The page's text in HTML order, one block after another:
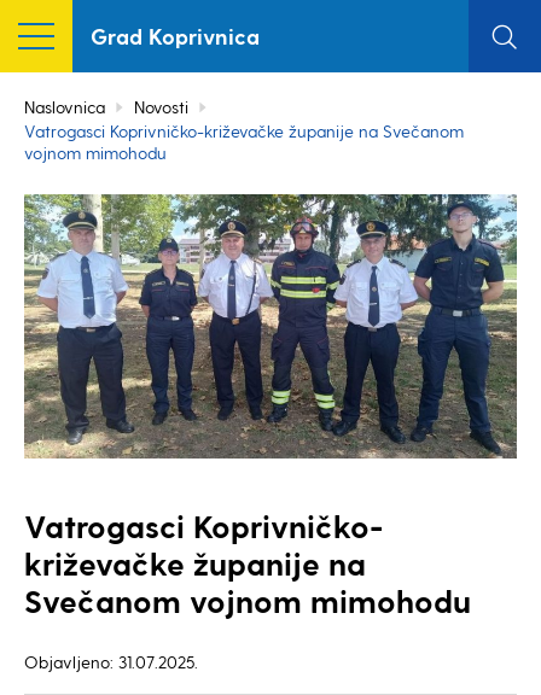
Grad Koprivnica
Naslovnica
Novosti
Vatrogasci Koprivničko-križevačke županije na Svečanom
vojnom mimohodu
Vatrogasci Koprivničko-
križevačke županije na
Svečanom vojnom mimohodu
Objavljeno: 31.07.2025.